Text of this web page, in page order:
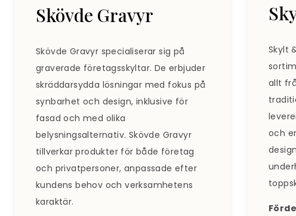
Skövde Gravyr
Skövde Gravyr specialiserar sig på
graverade företagsskyltar. De erbjuder
skräddarsydda lösningar med fokus på
synbarhet och design, inklusive för
fasad och med olika
belysningsalternativ. Skövde Gravyr
tillverkar produkter för både företag
och privatpersoner, anpassade efter
kundens behov och verksamhetens
karaktär.
Skylt
allt
och